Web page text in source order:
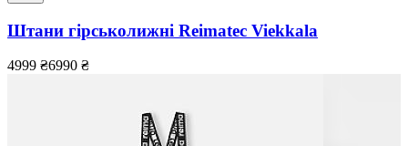
Штани гірськолижні Reimatec Viekkala
4999 ₴6990 ₴